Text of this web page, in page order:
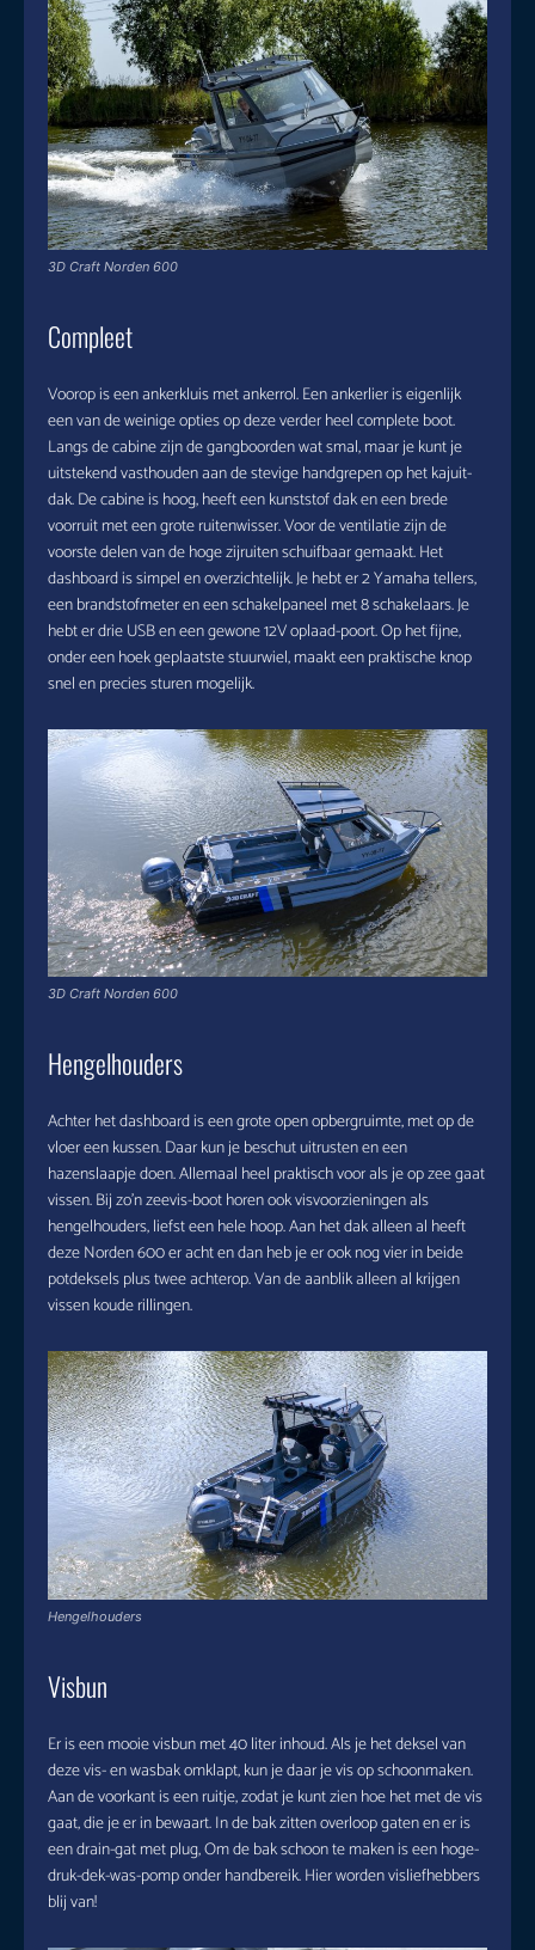
3D Craft Norden 600
Compleet
Voorop is een ankerkluis met ankerrol. Een ankerlier is eigenlijk
een van de weinige opties op deze verder heel complete boot.
Langs de cabine zijn de gangboorden wat smal, maar je kunt je
uitstekend vasthouden aan de stevige handgrepen op het kajuit-
dak. De cabine is hoog, heeft een kunststof dak en een brede
voorruit met een grote ruitenwisser. Voor de ventilatie zijn de
voorste delen van de hoge zijruiten schuifbaar gemaakt. Het
dashboard is simpel en overzichtelijk. Je hebt er 2 Yamaha tellers,
een brandstofmeter en een schakelpaneel met 8 schakelaars. Je
hebt er drie USB en een gewone 12V oplaad-poort. Op het fijne,
onder een hoek geplaatste stuurwiel, maakt een praktische knop
snel en precies sturen mogelijk.
3D Craft Norden 600
Hengelhouders
Achter het dashboard is een grote open opbergruimte, met op de
vloer een kussen. Daar kun je beschut uitrusten en een
hazenslaapje doen. Allemaal heel praktisch voor als je op zee gaat
vissen. Bij zo’n zeevis-boot horen ook visvoorzieningen als
hengelhouders, liefst een hele hoop. Aan het dak alleen al heeft
deze Norden 600 er acht en dan heb je er ook nog vier in beide
potdeksels plus twee achterop. Van de aanblik alleen al krijgen
vissen koude rillingen.
Hengelhouders
Visbun
Er is een mooie visbun met 40 liter inhoud. Als je het deksel van
deze vis- en wasbak omklapt, kun je daar je vis op schoonmaken.
Aan de voorkant is een ruitje, zodat je kunt zien hoe het met de vis
gaat, die je er in bewaart. In de bak zitten overloop gaten en er is
een drain-gat met plug, Om de bak schoon te maken is een hoge-
druk-dek-was-pomp onder handbereik. Hier worden visliefhebbers
blij van!